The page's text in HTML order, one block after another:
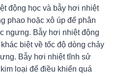
động học và bẫy hơi nhiệt
phao hoặc xô úp để phân
ngưng. Bẫy hơi nhiệt động
biệt về tốc độ dòng chảy
Bẫy hơi nhiệt tĩnh sử
loại để điều khiển quá